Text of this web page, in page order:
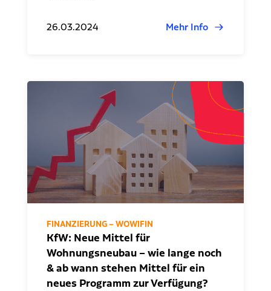
26.03.2024 Mehr Info
FINANZIERUNG – WOWIFIN
KfW: Neue Mittel für
Wohnungsneubau – wie lange noch
& ab wann stehen Mittel für ein
neues Programm zur Verfügung?